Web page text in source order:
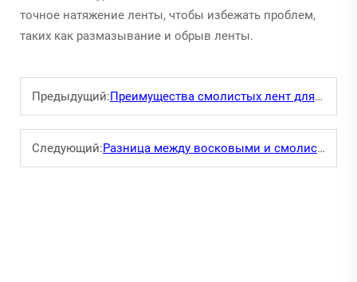
точное натяжение ленты, чтобы избежать проблем,
таких как размазывание и обрыв ленты.
Предыдущий:Преимущества смолистых лент для долговечных этикеток
Следующий:Разница между восковыми и смолистыми термопечатающими лентами